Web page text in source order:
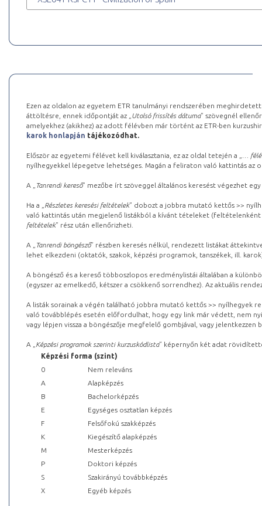
Ezen az oldalon az egyetem ETR tanulmányi rendszerében
áttöltésre, ennek időpontját az „ Utolsó frissítés dátuma” szövegnél
amelyekhez (akikhez) az adott félévben már történt az ETR-ben
karok honlapján tájékozódhat.
Először az egyetemi félévet kell kiválasztania, ez az oldal tetején a „
…
nyílhegyekkel lépegetve lehetséges. Magán a feliraton való kattintás az
A „ Tanrendi kereső” mezőbe írt szöveggel általános keresést végezhet
Ha a „ Részletes keresési feltételek” dobozt a jobbra mutató kettős >>
való kattintás után megjelenő listákból a kívánt tételeket (feltételenként
feltételek” rész után ellenőrizheti.
A „ Tanrendi böngésző” részben keresés nélkül, rendezett listákat
lehet elkezdeni (oktatók, szakok, képzési programok, tanszékek, ill.
A böngésző és a kereső többoszlopos eredménylistái általában a
(egyszer az emelkedő, kétszer a csökkenő sorrendhez). Az aktuális
A listák sorainak a végén található jobbra mutató kettős >> nyílhegyek
való továbblépés esetén előfordulhat, hogy egy link már védett, nem
vagy lépjen vissza a böngészője megfelelő gombjával, vagy
A „ Képzési programok szerinti kurzuskódlista” képernyőn két adat
Képzési forma (szint)
0
Nem releváns
A
Alapképzés
B
Bachelorképzés
E
Egységes osztatlan képzés
F
Felsőfokú szakképzés
K
Kiegészítő alapképzés
M
Mesterképzés
P
Doktori képzés
S
Szakirányú továbbképzés
X
Egyéb képzés